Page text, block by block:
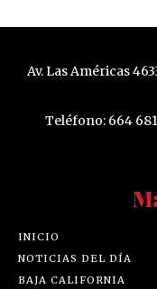
Av. Las Américas
Teléfono: 664
INICIO
NOTICIAS DEL DÍA
BAJA CALIFORNIA